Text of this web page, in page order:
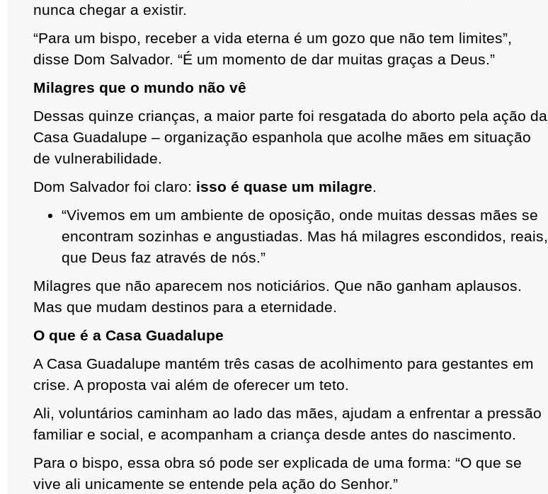
nunca chegar a existir.
“Para um bispo, receber a vida eterna é um gozo que não tem limites”,
disse Dom Salvador. “É um momento de dar muitas graças a Deus.”
Milagres que o mundo não vê
Dessas quinze crianças, a maior parte foi resgatada do aborto pela ação da
Casa Guadalupe – organização espanhola que acolhe mães em situação
de vulnerabilidade.
Dom Salvador foi claro: isso é quase um milagre.
“Vivemos em um ambiente de oposição, onde muitas dessas mães se
encontram sozinhas e angustiadas. Mas há milagres escondidos, reais,
que Deus faz através de nós.”
Milagres que não aparecem nos noticiários. Que não ganham aplausos.
Mas que mudam destinos para a eternidade.
O que é a Casa Guadalupe
A Casa Guadalupe mantém três casas de acolhimento para gestantes em
crise. A proposta vai além de oferecer um teto.
Ali, voluntários caminham ao lado das mães, ajudam a enfrentar a pressão
familiar e social, e acompanham a criança desde antes do nascimento.
Para o bispo, essa obra só pode ser explicada de uma forma: “O que se
vive ali unicamente se entende pela ação do Senhor.”